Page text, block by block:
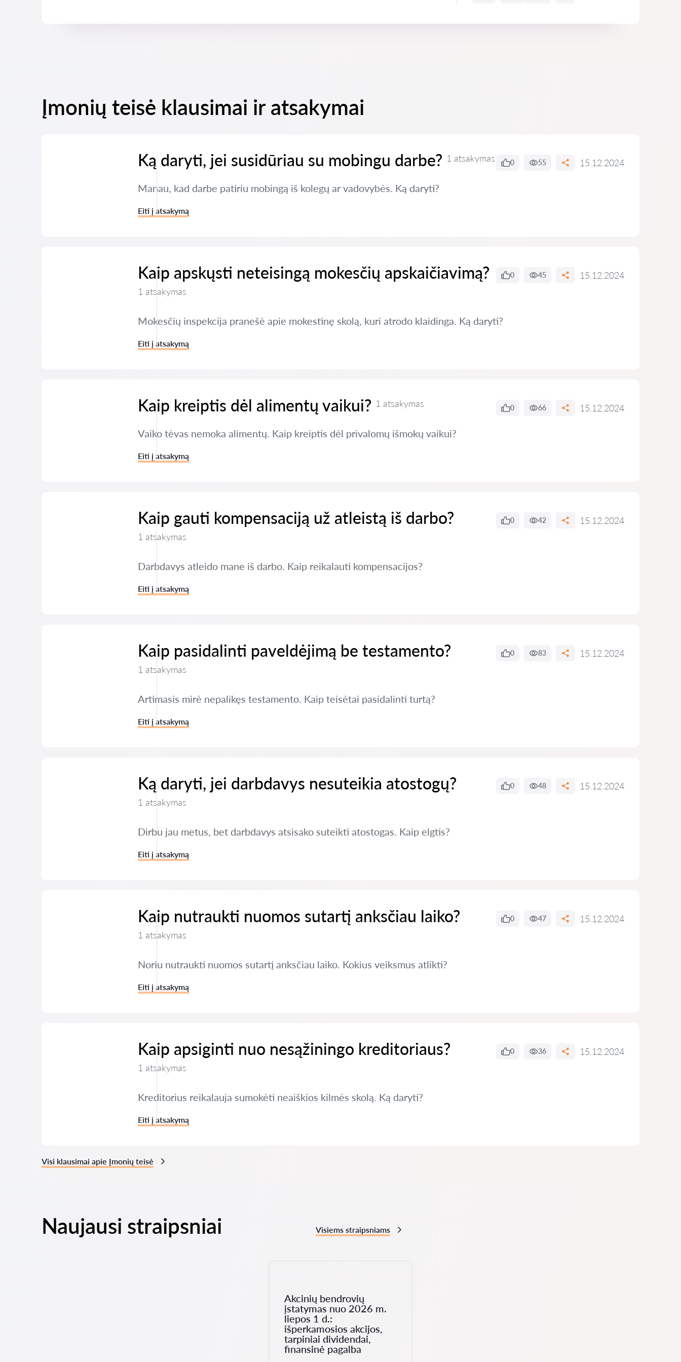
Įmonių teisė klausimai ir atsakymai
Ką daryti, jei susidūriau su mobingu darbe? 1 atsakymas 0 55 15.12.2024
Manau, kad darbe patiriu mobingą iš kolegų ar vadovybės. Ką daryti?
Eiti į atsakymą
Kaip apskųsti neteisingą mokesčių apskaičiavimą?
1 atsakymas
0 45 15.12.2024
Mokesčių inspekcija pranešė apie mokestinę skolą, kuri atrodo klaidinga. Ką daryti?
Eiti į atsakymą
Kaip kreiptis dėl alimentų vaikui? 1 atsakymas 0 66 15.12.2024
Vaiko tėvas nemoka alimentų. Kaip kreiptis dėl privalomų išmokų vaikui?
Eiti į atsakymą
Kaip gauti kompensaciją už atleistą iš darbo?
1 atsakymas
0 42 15.12.2024
Darbdavys atleido mane iš darbo. Kaip reikalauti kompensacijos?
Eiti į atsakymą
Kaip pasidalinti paveldėjimą be testamento?
1 atsakymas
0 83 15.12.2024
Artimasis mirė nepalikęs testamento. Kaip teisėtai pasidalinti turtą?
Eiti į atsakymą
Ką daryti, jei darbdavys nesuteikia atostogų?
1 atsakymas
0 48 15.12.2024
Dirbu jau metus, bet darbdavys atsisako suteikti atostogas. Kaip elgtis?
Eiti į atsakymą
Kaip nutraukti nuomos sutartį anksčiau laiko?
1 atsakymas
0 47 15.12.2024
Noriu nutraukti nuomos sutartį anksčiau laiko. Kokius veiksmus atlikti?
Eiti į atsakymą
Kaip apsiginti nuo nesąžiningo kreditoriaus?
1 atsakymas
0 36 15.12.2024
Kreditorius reikalauja sumokėti neaiškios kilmės skolą. Ką daryti?
Eiti į atsakymą
Visi klausimai apie Įmonių teisė
Naujausi straipsniai Visiems straipsniams
Akcinių bendrovių
įstatymas nuo 2026 m.
liepos 1 d.:
išperkamosios akcijos,
tarpiniai dividendai,
finansinė pagalba